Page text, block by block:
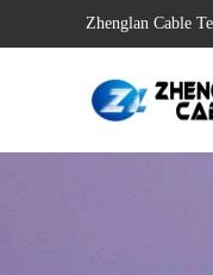
Zhenglan Cable